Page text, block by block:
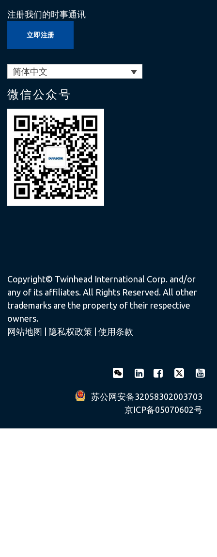
注册我们的时事通讯
立即注册
简体中文
微信公众号
Copyright© Twinhead International Corp. and/or
any of its affiliates. All Rights Reserved. All other
trademarks are the property of their respective
owners.
网站地图
隐私权政策 使用条款
苏公网安备32058302003703
京ICP备05070602号